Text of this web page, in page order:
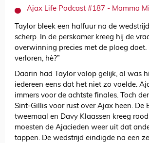
Ajax Life Podcast #187 - Mamma
Taylor bleek een halfuur na de
scherp. In de perskamer kreeg hij de
overwinning precies met de ploeg doet.
verloren, hè?”
Daarin had Taylor volop gelijk, al was
iedereen eens dat het niet zo voelde.
immers voor de achtste finales. Toch
Sint-Gillis voor rust over Ajax heen. De
tweemaal en Davy Klaassen kreeg
moesten de Ajacieden weer uit dat
tappen. De wedstrijd eindigde na een